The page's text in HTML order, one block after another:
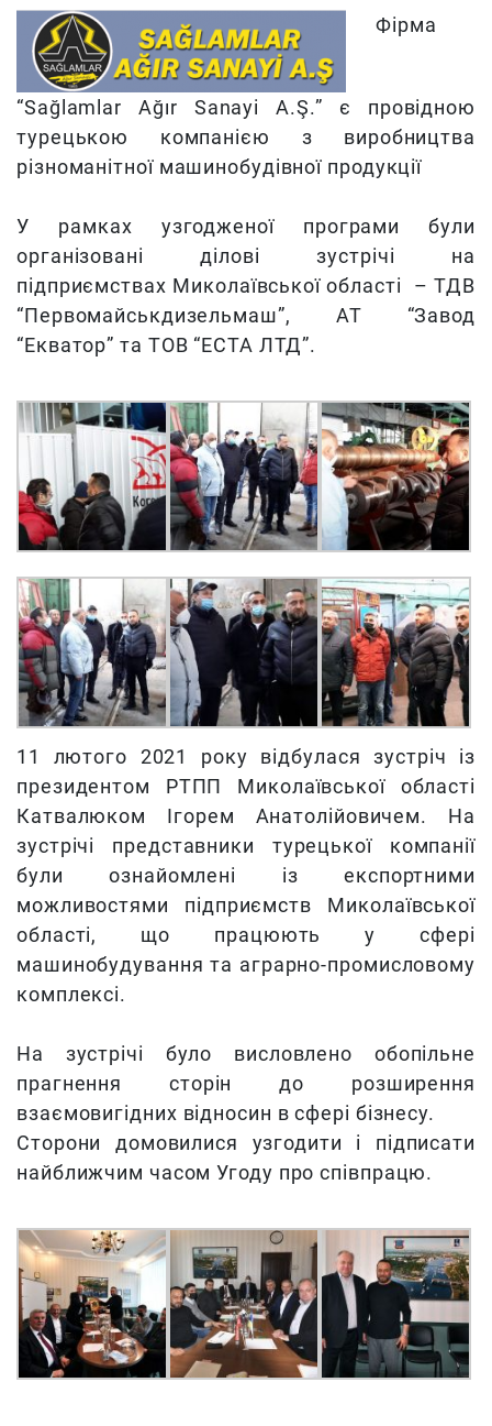
Фірма
“Sağlamlar Ağır Sanayi A.Ş.” є провідною
турецькою компанією з виробництва
різноманітної машинобудівної продукції
У рамках узгодженої програми були
організовані ділові зустрічі на
підприємствах Миколаївської області – ТДВ
“Первомайськдизельмаш”, АТ “Завод
“Екватор” та ТОВ “ЕСТА ЛТД”.
11 лютого 2021 року відбулася зустріч із
президентом РТПП Миколаївської області
Катвалюком Ігорем Анатолійовичем. На
зустрічі представники турецької компанії
були ознайомлені із експортними
можливостями підприємств Миколаївської
області, що працюють у сфері
машинобудування та аграрно-промисловому
комплексі.
На зустрічі було висловлено обопільне
прагнення сторін до розширення
взаємовигідних відносин в сфері бізнесу.
Сторони домовилися узгодити і підписати
найближчим часом Угоду про співпрацю.